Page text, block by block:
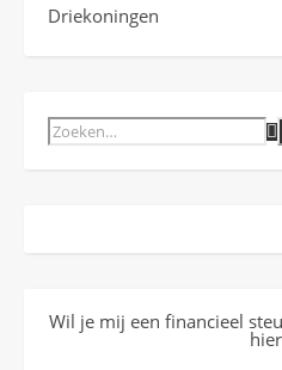
Driekoningen
Wil je mij een financieel